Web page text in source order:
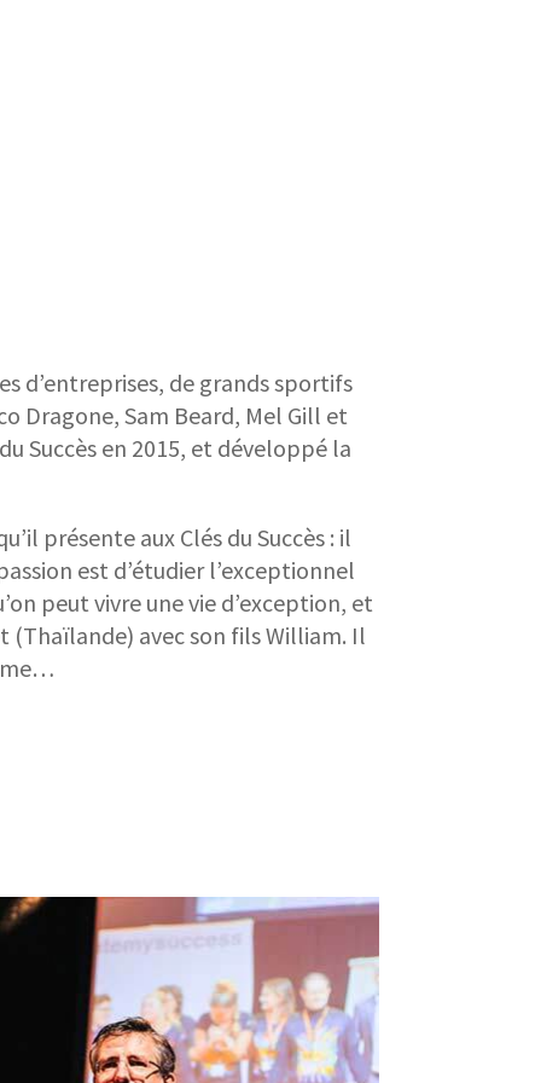
d’entreprises, de grands sportifs
Dragone, Sam Beard, Mel Gill et
Succès en 2015, et développé la
présente aux Clés du Succès : il
est d’étudier l’exceptionnel
peut vivre une vie d’exception, et
(Thaïlande) avec son fils William. Il